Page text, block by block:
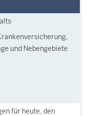
und Nebengebiete
für heute, den